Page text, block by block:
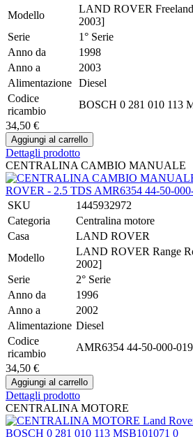
Modello
LAND ROVER
2003]
Serie
1° Serie
Anno da
1998
Anno a
2003
Alimentazione Diesel
Codice
ricambio
BOSCH 0 281 010 113
34,50 €
Dettagli prodotto
CENTRALINA CAMBIO MANUALE
SKU
1445932972
Categoria
Centralina motore
Casa
LAND ROVER
Modello
LAND ROVER Range
2002]
Serie
2° Serie
Anno da
1996
Anno a
2002
Alimentazione Diesel
Codice
ricambio
AMR6354 44-50-000-
34,50 €
Dettagli prodotto
CENTRALINA MOTORE